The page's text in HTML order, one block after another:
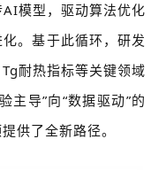
模型，驱动算法优化
。基于此循环，研发
耐热指标等关键领域
主导”向“数据驱动”的
供了全新路径。